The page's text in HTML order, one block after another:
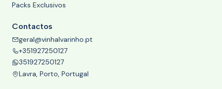
Packs Exclusivos
Contactos
geral@vinhalvarinho.pt
+351927250127
351927250127
Lavra, Porto, Portugal